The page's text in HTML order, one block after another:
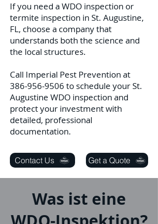
If you need a WDO inspection or
termite inspection in St. Augustine,
FL, choose a company that
understands both the science and
the local structures.
Call Imperial Pest Prevention at
386-956-9506 to schedule your St.
Augustine WDO inspection and
protect your investment with
detailed, professional
documentation.
Contact Us Get a Quote
Was ist eine